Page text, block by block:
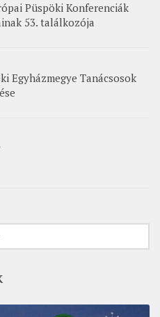
Püspöki Konferenciák
53. találkozója
Egyházmegye Tanácsosok